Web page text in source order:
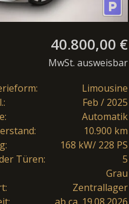
40.800,00 €
MwSt. ausweisbar
Limousine
Feb / 2025
Automatik
10.900 km
168 kW/ 228 PS
Türen:
5
Grau
Zentrallager